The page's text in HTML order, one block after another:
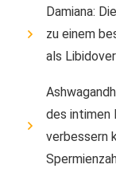
Damiana:
zu einem
als
des intimen
verbessern